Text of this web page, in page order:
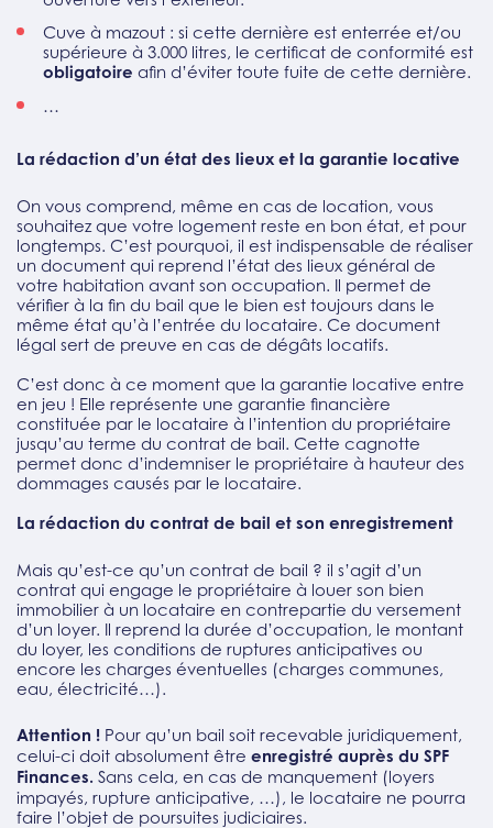
Cuve à mazout : si cette dernière est enterrée et/ou
supérieure à 3.000 litres, le certificat de conformité est
obligatoire afin d’éviter toute fuite de cette dernière.
…
La rédaction d’un état des lieux et la garantie locative
On vous comprend, même en cas de location, vous
souhaitez que votre logement reste en bon état, et pour
longtemps. C’est pourquoi, il est indispensable de réaliser
un document qui reprend l’état des lieux général de
votre habitation avant son occupation. Il permet de
vérifier à la fin du bail que le bien est toujours dans le
même état qu’à l’entrée du locataire. Ce document
légal sert de preuve en cas de dégâts locatifs.
C’est donc à ce moment que la garantie locative entre
en jeu ! Elle représente une garantie financière
constituée par le locataire à l’intention du propriétaire
jusqu’au terme du contrat de bail. Cette cagnotte
permet donc d’indemniser le propriétaire à hauteur des
dommages causés par le locataire.
La rédaction du contrat de bail et son enregistrement
Mais qu’est-ce qu’un contrat de bail ? il s’agit d’un
contrat qui engage le propriétaire à louer son bien
immobilier à un locataire en contrepartie du versement
d’un loyer. Il reprend la durée d’occupation, le montant
du loyer, les conditions de ruptures anticipatives ou
encore les charges éventuelles (charges communes,
eau, électricité…).
Attention ! Pour qu’un bail soit recevable juridiquement,
celui-ci doit absolument être enregistré auprès du SPF
Finances. Sans cela, en cas de manquement (loyers
impayés, rupture anticipative, …), le locataire ne pourra
faire l’objet de poursuites judiciaires.